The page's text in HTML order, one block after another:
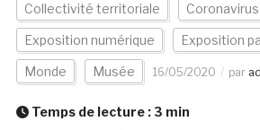
Collectivité territoriale Coronavirus
Exposition numérique Exposition
Monde Musée 16/05/2020 par
Temps de lecture : 3 min